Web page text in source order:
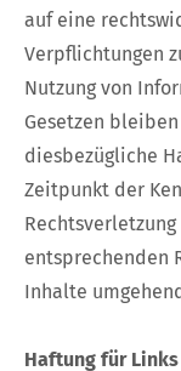
auf eine
Verpflichtungen
Nutzung von
Gesetzen
diesbezügliche
Zeitpunkt der
entsprechenden
Inhalte
Haftung für Links